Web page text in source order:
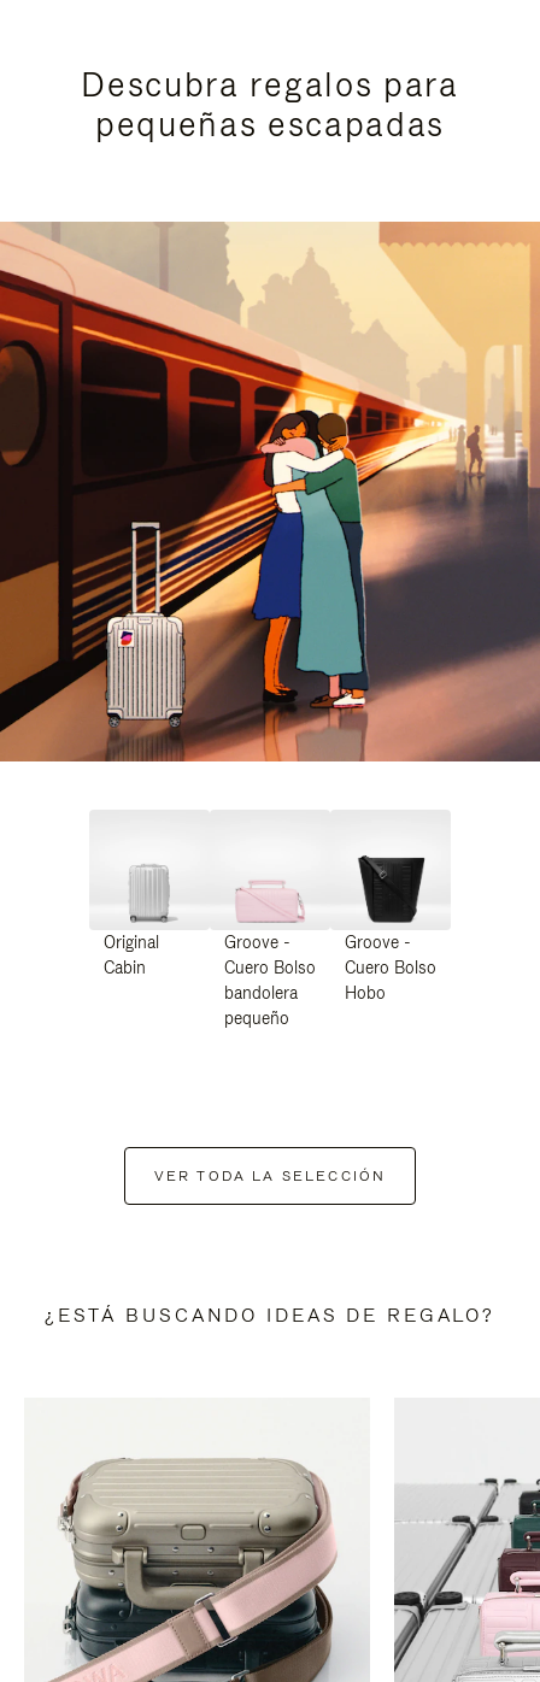
Descubra regalos para
pequeñas escapadas
Original
Cabin
Groove -
Cuero Bolso
bandolera
pequeño
Groove -
Cuero Bolso
Hobo
VER TODA LA SELECCIÓN
¿ESTÁ BUSCANDO IDEAS DE REGALO?